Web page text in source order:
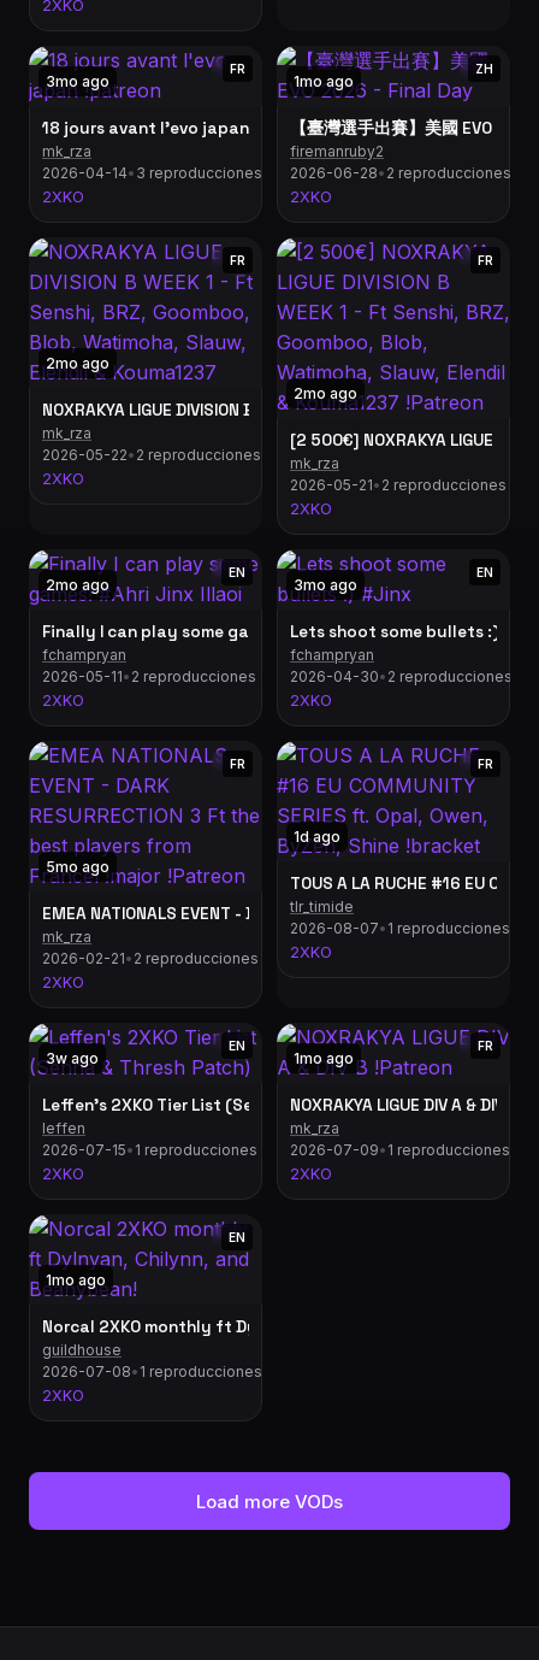
2XKO
3mo ago
FR
18 jours avant l'evo japan !patreon
mk_rza
2026-04-14• 3 reproducciones
2XKO
1mo ago
ZH
【臺灣選手出賽】美國 EVO
firemanruby2
2026-06-28• 2 reproducciones
2XKO
2mo ago
FR
NOXRAKYA LIGUE DIVISION B WEEK 1 - Ft Senshi, BRZ,
mk_rza
2026-05-22• 2 reproducciones
2XKO
2mo ago
FR
[2 500€] NOXRAKYA LIGUE
mk_rza
2026-05-21• 2 reproducciones
2XKO
2mo ago
EN
Finally I can play some games! #Ahri Jinx Illaoi
fchampryan
2026-05-11• 2 reproducciones
2XKO
3mo ago
EN
Lets shoot some bullets :)
fchampryan
2026-04-30• 2 reproducciones
2XKO
5mo ago
FR
EMEA NATIONALS EVENT - DARK RESURRECTION 3 Ft the
mk_rza
2026-02-21• 2 reproducciones
2XKO
1d ago
FR
tlr_timide
2026-08-07• 1 reproducciones
2XKO
3w ago
EN
Leffen's 2XKO Tier List (Senna & Thresh Patch)
leffen
2026-07-15• 1 reproducciones
2XKO
1mo ago
FR
NOXRAKYA LIGUE DIV A & DIV B
mk_rza
2026-07-09• 1 reproducciones
2XKO
1mo ago
EN
Norcal 2XKO monthly ft Dylnyan, Chilynn, and Beanybean!
guildhouse
2026-07-08• 1 reproducciones
2XKO
Load more VODs